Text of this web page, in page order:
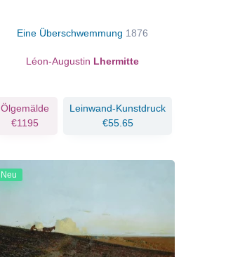
Eine Überschwemmung 1876
Léon-Augustin Lhermitte
Ölgemälde
€1195
Leinwand-Kunstdruck
€55.65
Neu